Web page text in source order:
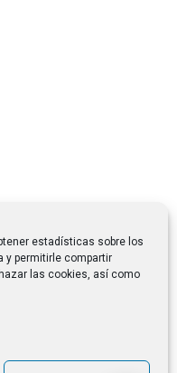
estadísticas sobre los
y permitirle compartir
las cookies, así como